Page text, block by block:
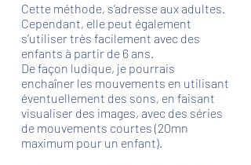
Cette méthode, s’adresse aux adultes.
Cependant, elle peut également
s’utiliser très facilement avec des
enfants à partir de 6 ans.
De façon ludique, je pourrais
enchaîner les mouvements en utilisant
éventuellement des sons, en faisant
visualiser des images, avec des séries
de mouvements courtes (20mn
maximum pour un enfant).